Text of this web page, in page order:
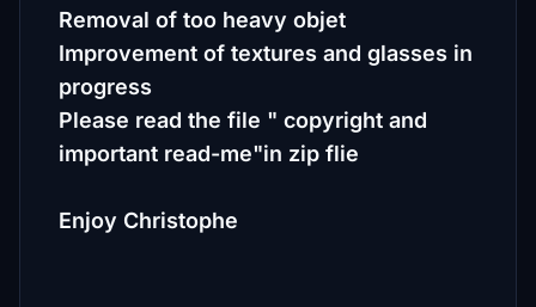
Removal of too heavy objet
Improvement of textures and glasses in
progress
Please read the file " copyright and
important read-me"in zip flie
Enjoy Christophe